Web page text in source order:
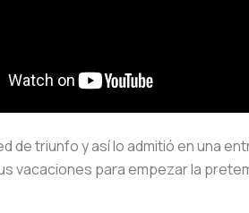
de triunfo y así lo admitió en una
vacaciones para empezar la